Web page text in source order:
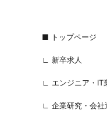
■ トップページ
∟ 新卒求人
∟ エンジニア・IT
∟ 企業研究・会社